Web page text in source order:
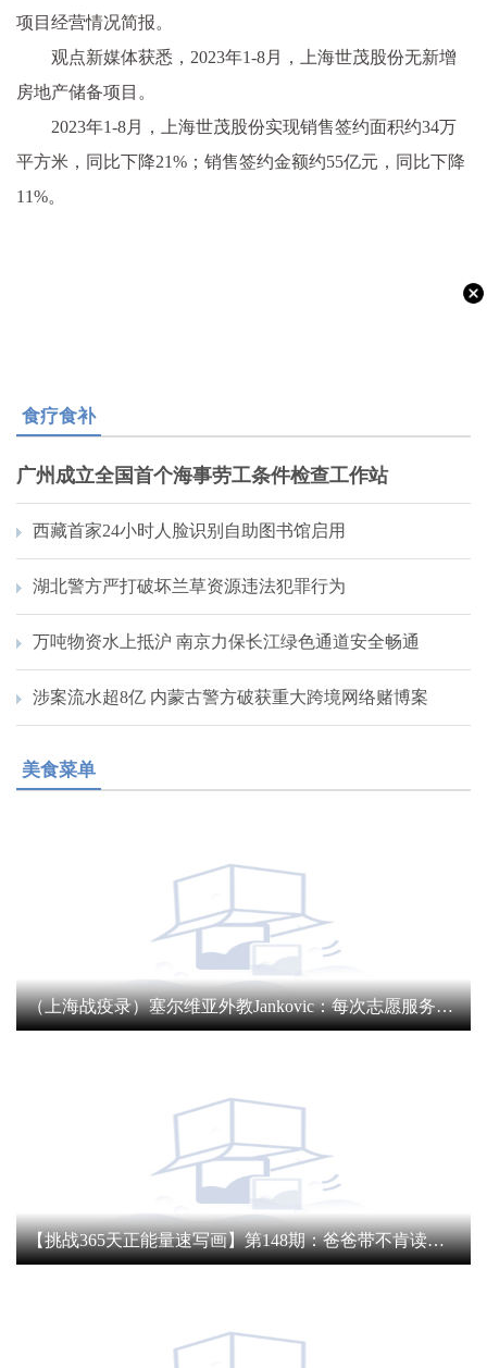
项目经营情况简报。
观点新媒体获悉，2023年1-8月，上海世茂股份无新增
房地产储备项目。
2023年1-8月，上海世茂股份实现销售签约面积约34万
平方米，同比下降21%；销售签约金额约55亿元，同比下降
11%。
食疗食补
广州成立全国首个海事劳工条件检查工作站
西藏首家24小时人脸识别自助图书馆启用
湖北警方严打破坏兰草资源违法犯罪行为
万吨物资水上抵沪 南京力保长江绿色通道安全畅通
涉案流水超8亿 内蒙古警方破获重大跨境网络赌博案
美食菜单
（上海战疫录）塞尔维亚外教Jankovic：每次志愿服务都像在奖励自己
【挑战365天正能量速写画】第148期：爸爸带不肯读书女儿体验挖藕4小时